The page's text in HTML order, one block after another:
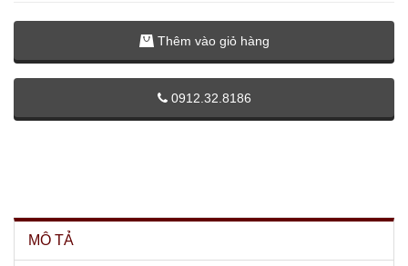
Thêm vào giỏ hàng
0912.32.8186
MÔ TẢ